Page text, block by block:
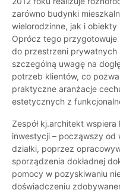
zarówno budynki
wielorodzinne, jak i
Oprócz tego
do przestrzeni prywatnych
szczególną uwagę na
potrzeb klientów, co
praktyczne aranżacje
estetycznych z
Zespół kj.architekt
inwestycji – począwszy od
działki, poprzez
sporządzenia dokładnej
pomocy w pozyskiwaniu
doświadczeniu